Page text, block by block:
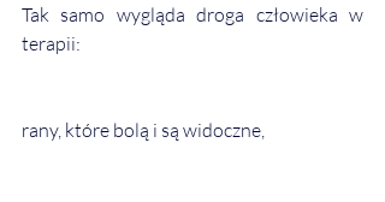
Tak samo wygląda droga człowieka w
terapii:
rany, które bolą i są widoczne,